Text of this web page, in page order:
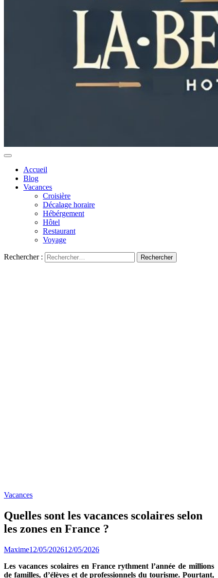
Accueil
Blog
Vacances
Croisière
Décalage horaire
Hébérgement
Hôtel
Restaurant
Voyage
Rechercher :
Vacances
Quelles sont les vacances scolaires selon
les zones en France ?
Maxime12/05/202612/05/2026
Les vacances scolaires en France rythment l’année de millions
de familles, d’élèves et de professionnels du tourisme. Pourtant,